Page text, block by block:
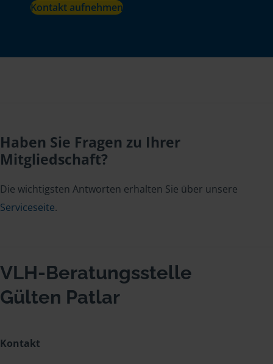
Kontakt aufnehmen
Haben Sie Fragen zu Ihrer
Mitgliedschaft?
Die wichtigsten Antworten erhalten Sie über unsere
Serviceseite.
VLH-Beratungsstelle
Gülten Patlar
Kontakt